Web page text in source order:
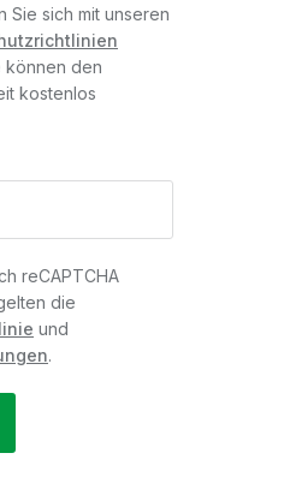
Sie sich mit unseren
können den
kostenlos
reCAPTCHA
die
und
.